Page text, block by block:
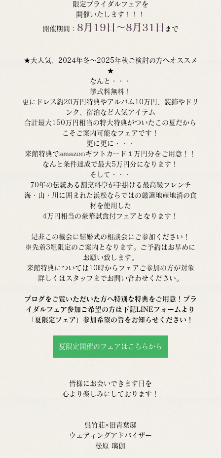
限定ブライダルフェアを
開催いたします！！！
開催期間： 8月19日～8月31日 まで
★大人気、2024年冬～2025年秋ご検討の方へオススメ
★
なんと・・・
挙式料無料！
更にドレス約20万円特典やアルバム10万円、装飾やドリ
ンク、宿泊など人気アイテム
合計最大150万円相当の特大特典がついたこの夏だから
こそご案内可能なフェアです！
更に更に・・・
来館特典でamazonギフトカード１万円分をご用意！！
なんと条件達成で最大5万円分になります！
そして・・・
70年の伝統ある割烹料亭が手掛ける最高級フレンチ
海・山・川に囲まれた浜松ならではの厳選地産地消の食
材を使用した
4万円相当の豪華試食付フェアとなります！
是非この機会に結婚式の相談会にご参加ください！
※先着3組限定のご案内となります。ご予約はお早めに
お願い致します。
来館特典については10時からフェアご参加の方が対象
詳しくはスタッフまでお問い合わせください。
ブログをご覧いただいた方へ特別な特典をご用意！ブラ
イダルフェア参加ご希望の方は下記LINEフォームより
「夏限定フェア」参加希望の旨をお知らせください！
夏限定開催のフェアはこちらから
皆様にお会いできます日を
心より楽しみにしております！
呉竹荘×旧青葉邸
ウェディングアドバイザー
松原 璃伽